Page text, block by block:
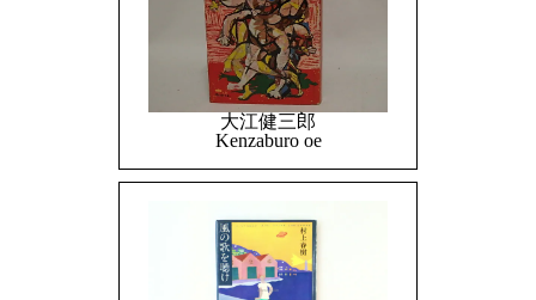
大江健三郎
Kenzaburo oe